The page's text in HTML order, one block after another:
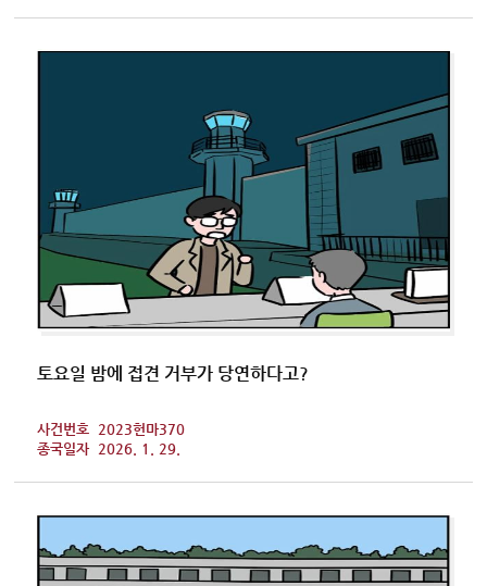
토요일 밤에 접견 거부가 당연하다고?
사건번호 2023헌마370
종국일자 2026. 1. 29.